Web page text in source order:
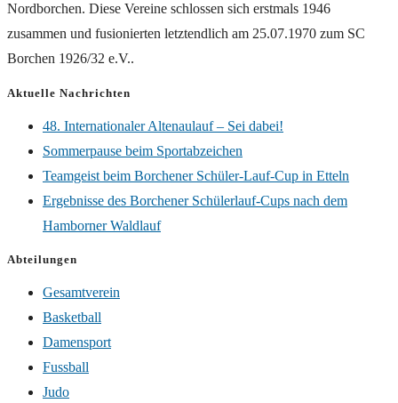
Nordborchen. Diese Vereine schlossen sich erstmals 1946
zusammen und fusionierten letztendlich am 25.07.1970 zum SC
Borchen 1926/32 e.V..
Aktuelle Nachrichten
48. Internationaler Altenaulauf – Sei dabei!
Sommerpause beim Sportabzeichen
Teamgeist beim Borchener Schüler-Lauf-Cup in Etteln
Ergebnisse des Borchener Schülerlauf-Cups nach dem
Hamborner Waldlauf
Abteilungen
Gesamtverein
Basketball
Damensport
Fussball
Judo